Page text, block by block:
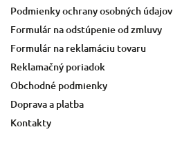
Podmienky ochrany osobných údajov
Formulár na odstúpenie od zmluvy
Formulár na reklamáciu tovaru
Reklamačný poriadok
Obchodné podmienky
Doprava a platba
Kontakty